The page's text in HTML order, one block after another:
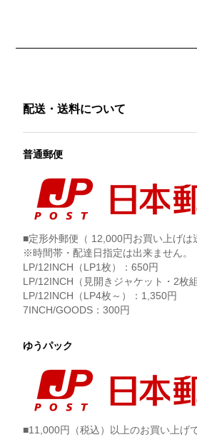
配送・送料について
普通郵便
■定形外郵便（ 12,000円お買い上げは
※時間帯・配達日指定は出来ません。
LP/12INCH（LP1枚）：650円
LP/12INCH（見開きジャケット・2枚
LP/12INCH（LP4枚～）：1,350円
7INCH/GOODS：300円
ゆうパック
■11,000円（税込）以上のお買い上げ